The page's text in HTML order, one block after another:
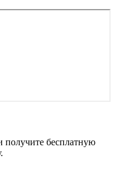
бесплатную